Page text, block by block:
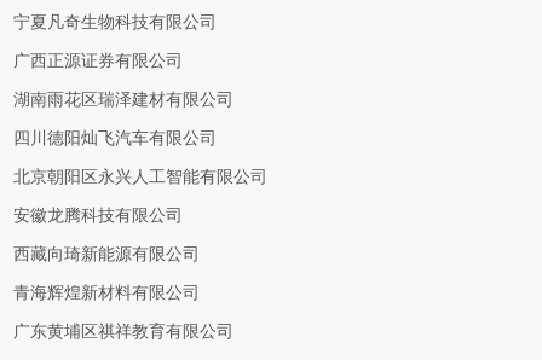
宁夏凡奇生物科技有限公司
广西正源证券有限公司
湖南雨花区瑞泽建材有限公司
四川德阳灿飞汽车有限公司
北京朝阳区永兴人工智能有限公司
安徽龙腾科技有限公司
西藏向琦新能源有限公司
青海辉煌新材料有限公司
广东黄埔区祺祥教育有限公司